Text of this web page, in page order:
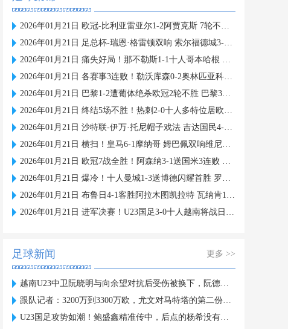
2026年01月21日 欧冠-比利亚雷亚尔1-2阿贾克斯 7轮不胜仅积1分列倒数第二
2026年01月21日 足总杯-瑞恩·格雷顿双响 索尔福德城3-2斯文登晋级将战曼城
2026年01月21日 痛失好局！那不勒斯1-1十人哥本哈根 麦克托米奈破门德莱尼直红
2026年01月21日 各赛事3连败！勒沃库森0-2奥林匹亚科斯 药厂17射门+6射正未果
2026年01月21日 巴黎1-2遭葡体绝杀欧冠2轮不胜 巴黎3进球被吹苏亚雷斯双响+绝杀
2026年01月21日 终结5场不胜！热刺2-0十人多特位居欧冠第四 罗梅罗、索兰克破门
2026年01月21日 沙特联-伊万·托尼帽子戏法 吉达国民4-1赛哈特海湾
2026年01月21日 横扫！皇马6-1摩纳哥 姆巴佩双响维尼修斯造4球 阿韦洛亚欧冠首胜
2026年01月21日 欧冠7战全胜！阿森纳3-1送国米3连败 热苏斯双响约克雷斯世界波
2026年01月21日 爆冷！十人曼城1-3送博德闪耀首胜 罗德里染红曼城各赛事两连败
2026年01月21日 布鲁日4-1客胜阿拉木图凯拉特 瓦纳肯1传1射 弗曼特、梅切勒破门
2026年01月21日 进军决赛！U23国足3-0十人越南将战日本 彭啸向余望王钰栋破门
足球新闻 更多 >>
越南U23中卫阮晓明与向余望对抗后受伤被换下，阮德英替补登场
跟队记者：3200万到3300万欧，尤文对马特塔的第二份报价仍遭拒绝
U23国足攻势如潮！鲍盛鑫精准传中，后点的杨希没有顶到皮球